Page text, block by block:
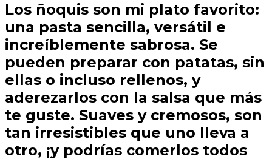
Los ñoquis son mi plato favorito:
una pasta sencilla, versátil e
increíblemente sabrosa. Se
pueden preparar con patatas, sin
ellas o incluso rellenos, y
aderezarlos con la salsa que más
te guste. Suaves y cremosos, son
tan irresistibles que uno lleva a
otro, ¡y podrías comerlos todos